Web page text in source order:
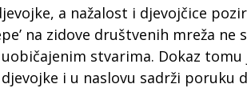
a nažalost i djevojčice
na zidove društvenih mreža ne
stvarima. Dokaz tomu
i u naslovu sadrži poruku